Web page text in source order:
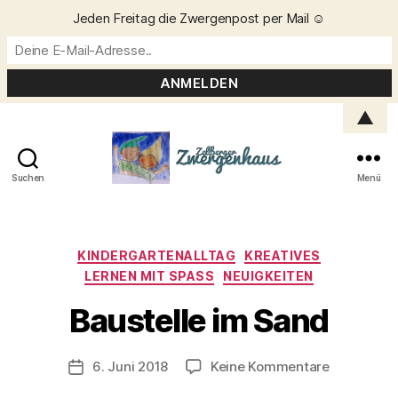
Suchen Menü
Kategorien
KINDERGARTENALLTAG
KREATIVES
LERNEN MIT SPASS
NEUIGKEITEN
Baustelle im Sand
Beitragsautor
V
n
C
ri
Veröffentlichungsdatum
6. Juni 2018 Keine Kommentarezu
Jeden Freitag die Zwergenpost per Mail ☺️
▲